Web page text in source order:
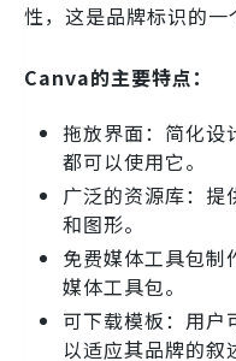
性，这是品牌标识的一
Canva的主要特点：
拖放界面：简化设
都可以使用它。
广泛的资源库：提
和图形。
免费媒体工具包制
媒体工具包。
可下载模板：用户
以适应其品牌的叙